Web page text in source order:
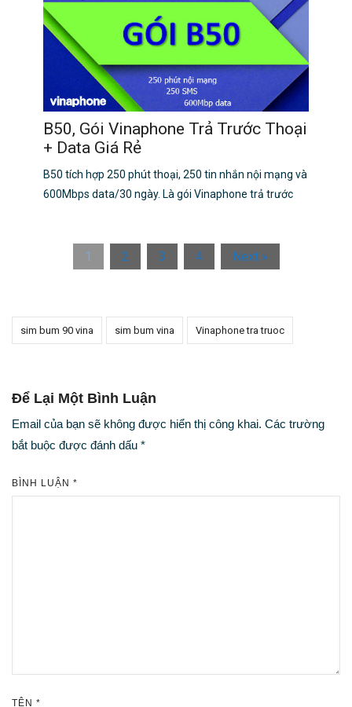
B50, Gói Vinaphone Trả Trước Thoại
+ Data Giá Rẻ
B50 tích hợp 250 phút thoại, 250 tin nhắn nội mạng và
600Mbps data/30 ngày. Là gói Vinaphone trả trước
1 2 3 4 Next »
sim bum 90 vina sim bum vina Vinaphone tra truoc
Để Lại Một Bình Luận
Email của bạn sẽ không được hiển thị công khai. Các trường
bắt buộc được đánh dấu *
BÌNH LUẬN *
TÊN *